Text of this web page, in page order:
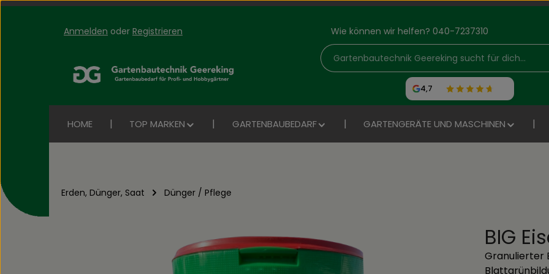
Zum Hauptinhalt springen
Zur Suche springen
Zur Hauptnavigation springen
Anmelden oder Registrieren Wie können wir helfen? 040-7237310
4,7
HOME TOP MARKEN GARTENBAUBEDARF GARTENGERÄTE UND MASCHINEN
Erden, Dünger, Saat Dünger / Pflege
BIG
Granulierter